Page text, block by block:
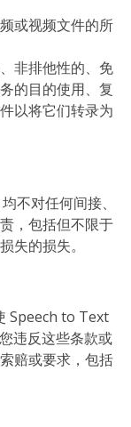
或视频文件的所
非排他性的、免
的目的使用、复
以将它们转录为
不对任何间接、
，包括但不限于
失的损失。
Speech to Text
违反这些条款或
赔或要求，包括